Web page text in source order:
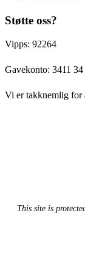
Støtte oss?
Vipps: 92264
Gavekonto: 3411
Vi er takknemlig for
This site is